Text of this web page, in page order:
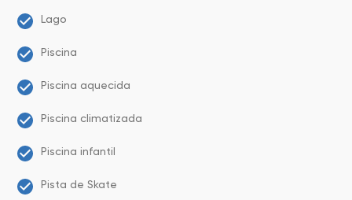
Lago
Piscina
Piscina aquecida
Piscina climatizada
Piscina infantil
Pista de Skate